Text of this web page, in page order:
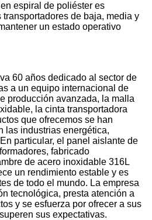
espiral de poliéster es
de baja, media y
un estado operativo
60 años dedicado al sector de
a un equipo internacional de
producción avanzada, la malla
la cinta transportadora
que ofrecemos se han
las industrias energética,
particular, el panel aislante de
fabricado
de acero inoxidable 316L
un rendimiento estable y es
de todo el mundo. La empresa
tecnológica, presta atención a
y se esfuerza por ofrecer a sus
sus expectativas.